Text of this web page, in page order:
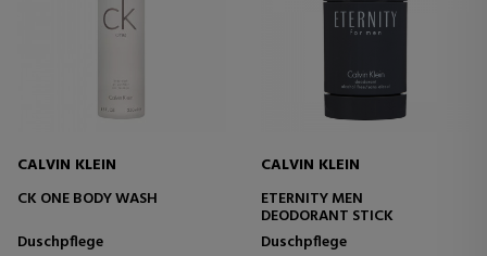
CALVIN KLEIN
CK ONE BODY WASH
Duschpflege
CALVIN KLEIN
ETERNITY MEN
DEODORANT STICK
Duschpflege